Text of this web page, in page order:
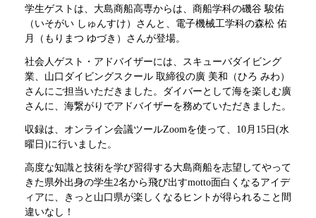
学生ゲストは、大島商船高専からは、商船学科の磯谷 駿佑
（いそがい しゅんすけ）さんと、電子機械工学科の森松 佑
月（もりまつ ゆづき）さんが登場。
社会人ゲスト・アドバイザーには、スキューバダイビング
業、山口ダイビングスクール 取締役の廣 美和（ひろ みわ）
さんにご担当いただきました。ダイバーとして海を楽しむ廣
さんに、海繋がりでアドバイザーを務めていただきました。
収録は、オンライン会議ツールZoomを使って、10月15日(水
曜日)に行いました。
高度な知識と技術を学び習得する大島商船を志望してやって
きた県外出身の学生2名から飛び出すmotto面白くなるアイデ
ィアに、きっと山口県が楽しくなるヒントが得られること間
違いなし！